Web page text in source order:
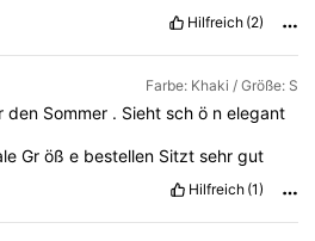
Hilfreich (2)
Farbe: Khaki / Größe: S
r den Sommer . Sieht sch ö n elegant
Größe bestellen Sitztsehrgut
Hilfreich (1)